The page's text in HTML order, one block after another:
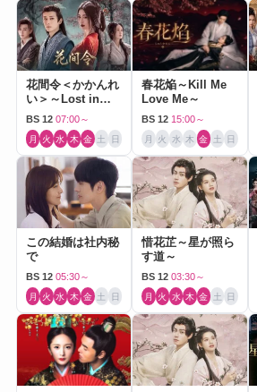
花間令＜かかんれ
い＞～Lost in
Love～
BS 12 07:00～
月 火 水 木 金 土 日
春花焔～Kill Me
Love Me～
BS 12 15:00～
月 火 水 木 金 土 日
この結婚は社内秘
で
BS 12 05:30～
月 火 水 木 金 土 日
惜花芷～星が照ら
す道～
BS 12 03:30～
月 火 水 木 金 土 日